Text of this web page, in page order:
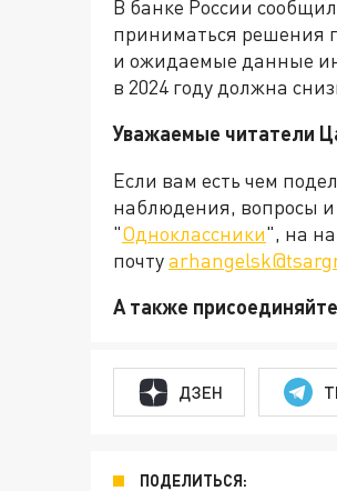
В банке России
приниматься решения
и ожидаемые данные
в 2024 году должна
Уважаемые читатели
Если вам есть чем
наблюдения, вопросы
"Одноклассники", на
почту
А также
ДЗЕН
ПОДЕЛИТЬСЯ: